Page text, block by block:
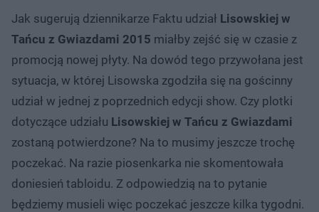
Jak sugerują dziennikarze Faktu udział Lisowskiej w
Tańcu z Gwiazdami 2015 miałby zejść się w czasie z
promocją nowej płyty. Na dowód tego przywołana jest
sytuacja, w której Lisowska zgodziła się na gościnny
udział w jednej z poprzednich edycji show. Czy plotki
dotyczące udziału Lisowskiej w Tańcu z Gwiazdami
zostaną potwierdzone? Na to musimy jeszcze trochę
poczekać. Na razie piosenkarka nie skomentowała
doniesień tabloidu. Z odpowiedzią na to pytanie
będziemy musieli więc poczekać jeszcze kilka tygodni.